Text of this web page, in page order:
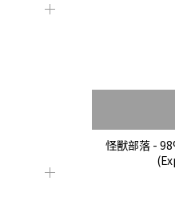
怪獸部落 -